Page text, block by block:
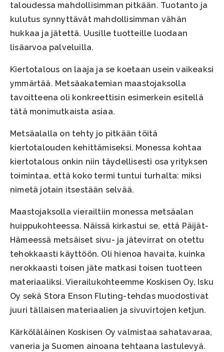
taloudessa mahdollisimman pitkään. Tuotanto ja
kulutus synnyttävät mahdollisimman vähän
hukkaa ja jätettä. Uusille tuotteille luodaan
lisäarvoa palveluilla.
Kiertotalous on laaja ja se koetaan usein vaikeaksi
ymmärtää. Metsäakatemian maastojaksolla
tavoitteena oli konkreettisin esimerkein esitellä
tätä monimutkaista asiaa.
Metsäalalla on tehty jo pitkään töitä
kiertotalouden kehittämiseksi. Monessa kohtaa
kiertotalous onkin niin täydellisesti osa yrityksen
toimintaa, että koko termi tuntui turhalta: miksi
nimetä jotain itsestään selvää.
Maastojaksolla vierailtiin monessa metsäalan
huippukohteessa. Näissä kirkastui se, että Päijät-
Hämeessä metsäiset sivu- ja jätevirrat on otettu
tehokkaasti käyttöön. Oli hienoa havaita, kuinka
nerokkaasti toisen jäte matkasi toisen tuotteen
materiaaliksi. Vierailukohteemme Koskisen Oy, Isku
Oy sekä Stora Enson Fluting-tehdas muodostivat
juuri tällaisen materiaalien ja sivuvirtojen ketjun.
Kärköläläinen Koskisen Oy valmistaa sahatavaraa,
vaneria ja Suomen ainoana tehtaana lastulevyä.